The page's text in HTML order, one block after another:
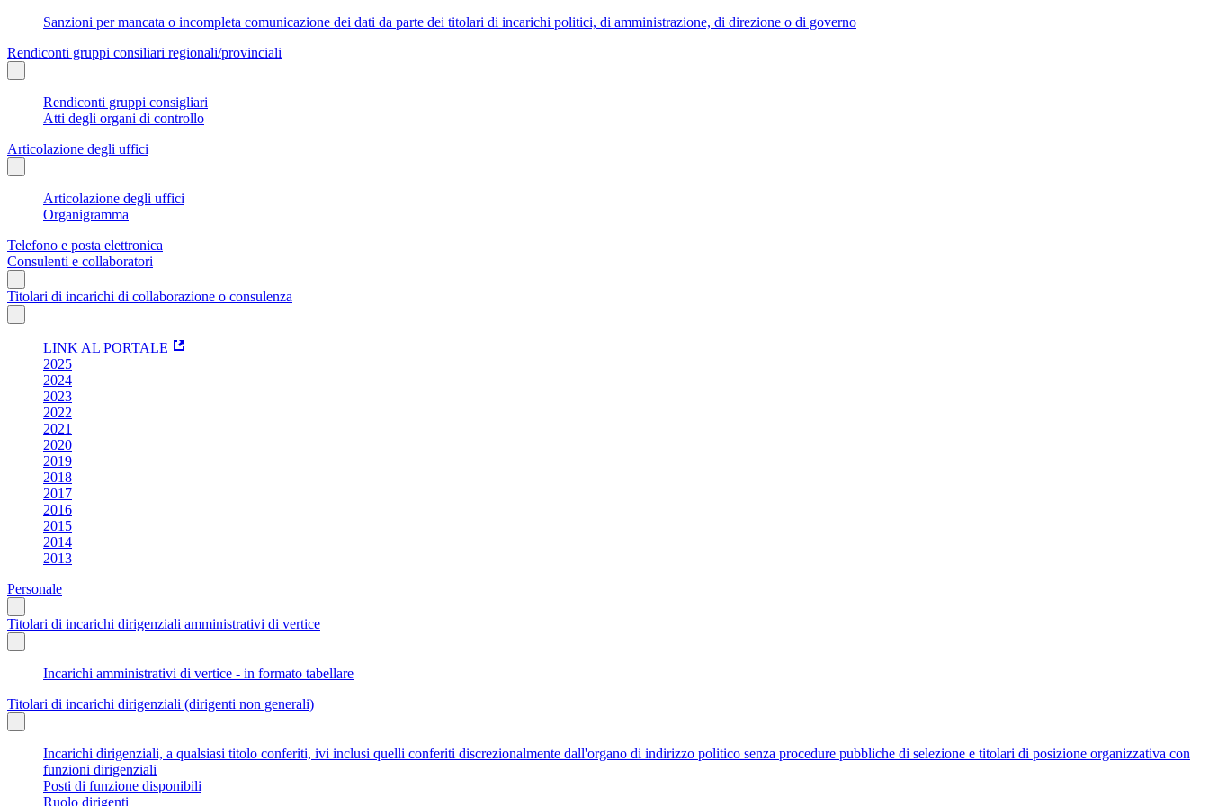
Sanzioni per mancata o incompleta comunicazione dei dati da parte dei titolari di incarichi politici, di amministrazione, di direzione o di governo
Rendiconti gruppi consiliari regionali/provinciali
Rendiconti gruppi consigliari
Atti degli organi di controllo
Articolazione degli uffici
Articolazione degli uffici
Organigramma
Telefono e posta elettronica
Consulenti e collaboratori
Titolari di incarichi di collaborazione o consulenza
LINK AL PORTALE
2025
2024
2023
2022
2021
2020
2019
2018
2017
2016
2015
2014
2013
Personale
Titolari di incarichi dirigenziali amministrativi di vertice
Incarichi amministrativi di vertice - in formato tabellare
Titolari di incarichi dirigenziali (dirigenti non generali)
Incarichi dirigenziali, a qualsiasi titolo conferiti, ivi inclusi quelli conferiti discrezionalmente dall'organo di indirizzo politico senza procedure pubbliche di selezione e titolari di posizione organizzativa con
funzioni dirigenziali
Posti di funzione disponibili
Ruolo dirigenti